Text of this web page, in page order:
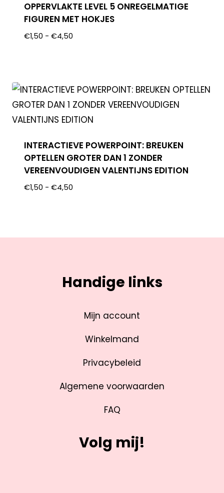
OPPERVLAKTE LEVEL 5 ONREGELMATIGE
FIGUREN MET HOKJES
€1,50 - €4,50
INTERACTIEVE POWERPOINT: BREUKEN
OPTELLEN GROTER DAN 1 ZONDER
VEREENVOUDIGEN VALENTIJNS EDITION
€1,50 - €4,50
Handige links
Mijn account
Winkelmand
Privacybeleid
Algemene voorwaarden
FAQ
Volg mij!